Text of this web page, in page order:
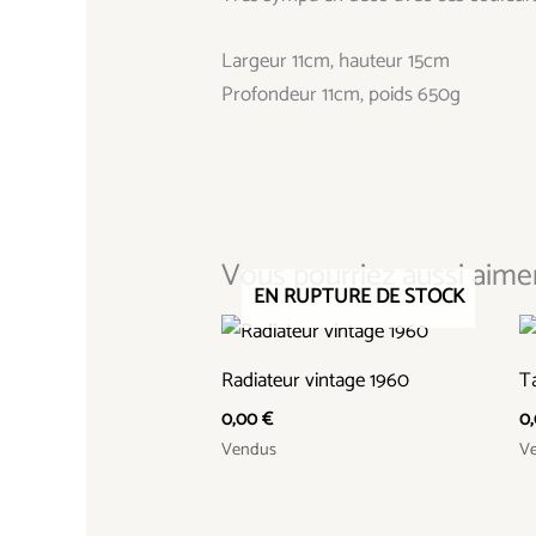
Largeur 11cm, hauteur 15cm
Profondeur 11cm, poids 650g
Vous pourriez aussi
EN RUPTURE DE STOCK
Radiateur vintage 1960
0,00€
Vendus